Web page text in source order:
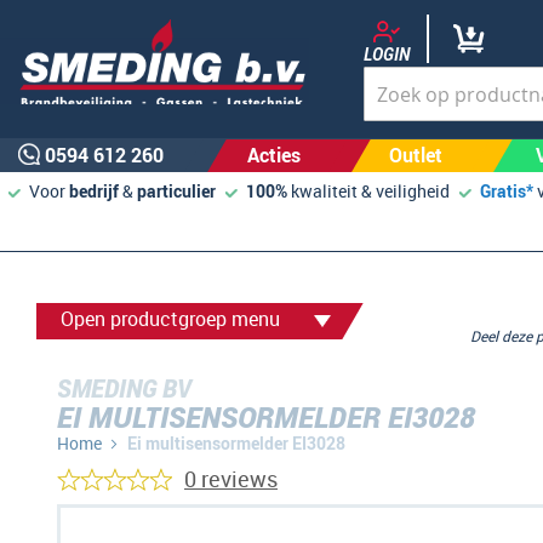
LOGIN
0594 612 260 Acties Outlet
Voorbedrijf&particulier 100% kwaliteit & veiligheid Gratis*
Open productgroep menu
SMEDING BV
EI MULTISENSORMELDER EI3028
Home Ei multisensormelder EI3028
Deel
0 reviews
Ga